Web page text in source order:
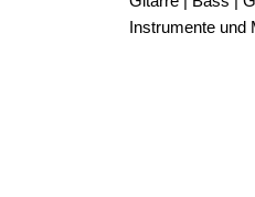
Instrumente und